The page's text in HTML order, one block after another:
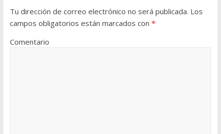
Tu dirección de correo electrónico no será publicada. Los
campos obligatorios están marcados con *
Comentario